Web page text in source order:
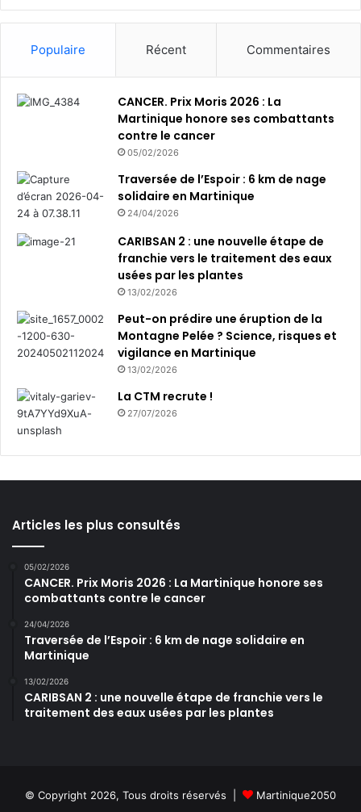
Populaire Récent Commentaires
CANCER. Prix Moris 2026 : La
Martinique honore ses combattants
contre le cancer
05/02/2026
Traversée de l’Espoir : 6 km de nage
solidaire en Martinique
24/04/2026
CARIBSAN 2 : une nouvelle étape de
franchie vers le traitement des eaux
usées par les plantes
13/02/2026
Peut-on prédire une éruption de la
Montagne Pelée ? Science, risques et
vigilance en Martinique
13/02/2026
La CTM recrute !
27/07/2026
Articles les plus consultés
05/02/2026
CANCER. Prix Moris 2026 : La Martinique honore ses
combattants contre le cancer
24/04/2026
Traversée de l’Espoir : 6 km de nage solidaire en
Martinique
13/02/2026
CARIBSAN 2 : une nouvelle étape de franchie vers le
traitement des eaux usées par les plantes
© Copyright 2026, Tous droits réservés | Martinique2050